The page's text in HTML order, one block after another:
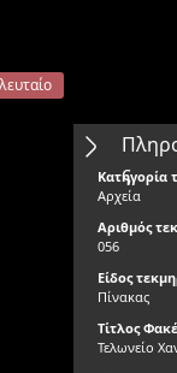
ς
Κατηγορία
Αρχεία
Αριθμός
056
Είδος
Πίνακας
Τίτλος
Τελωνείο